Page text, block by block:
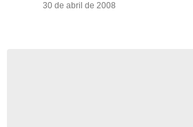
30 de abril de 2008